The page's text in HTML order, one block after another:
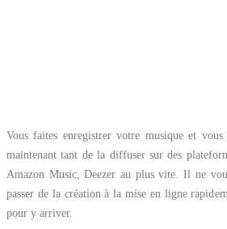
Vous faites enregistrer votre musique et
maintenant tant de la diffuser sur des
Amazon Music, Deezer au plus vite. Il ne
passer de la création à la mise en ligne
pour y arriver.